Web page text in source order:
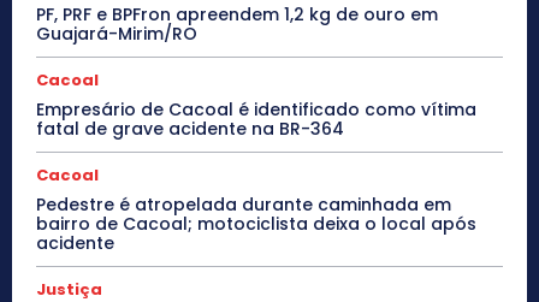
PF, PRF e BPFron apreendem 1,2 kg de ouro em
Guajará-Mirim/RO
Cacoal
Empresário de Cacoal é identificado como vítima
fatal de grave acidente na BR-364
Cacoal
Pedestre é atropelada durante caminhada em
bairro de Cacoal; motociclista deixa o local após
acidente
Justiça